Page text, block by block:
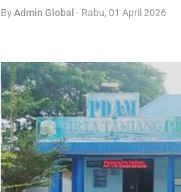
ByAdmin Global - Rabu, 01 April 2026